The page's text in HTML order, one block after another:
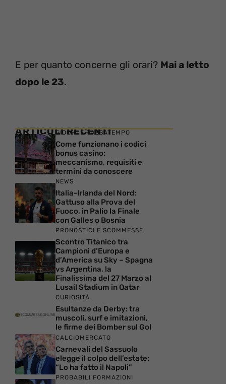
E per quanto concerne gli orari? Mai a letto
dopo le 23.
ARTICOLI RECENTI
GIOCHI E PASSATEMPO
Come funzionano i codici
bonus casino:
meccanismo, requisiti e
termini da conoscere
NEWS
Italia-Irlanda del Nord:
Gattuso alla Prova del
Fuoco, in Palio la Finale
con Galles o Bosnia
PRONOSTICI E SCOMMESSE
Scontro Titanico tra
Campioni d’Europa e
d’America su Sky – Spagna
vs Argentina, la
Finalissima del 27 Marzo al
Lusail Stadium in Qatar
CURIOSITÀ
Esultanze da Derby: tra
muscoli, surf e imitazioni,
le firme dei Bomber sul Gol
CALCIOMERCATO
Carnevali del Sassuolo
elegge il colpo dell’estate:
“Lo ha fatto il Napoli”
PROBABILI FORMAZIONI